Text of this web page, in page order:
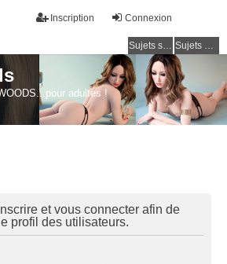
Connexion
Inscription
Sujets sans réponse Sujets actifs
adultes !
et vous connecter afin de
profil des utilisateurs.